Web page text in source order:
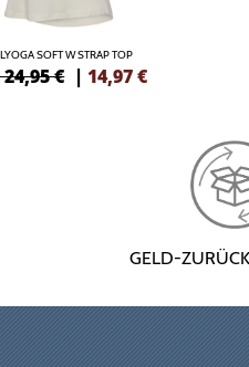
SOFT W STRAP TOP
24,95 € |14,97€
GELD-